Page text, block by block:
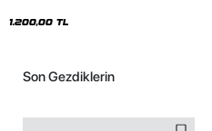
1.200,00 TL
Son Gezdiklerin